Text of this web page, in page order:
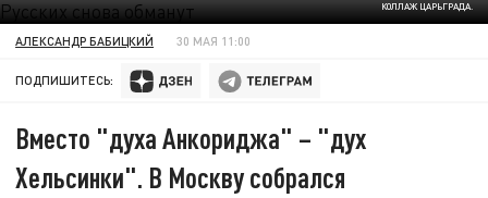
КОЛЛАЖ ЦАРЬГРАДА.
АЛЕКСАНДР БАБИЦКИЙ 30 МАЯ 11:00
ПОДПИШИТЕСЬ:
Вместо "духа Анкориджа" – "дух
Хельсинки". В Москву собрался